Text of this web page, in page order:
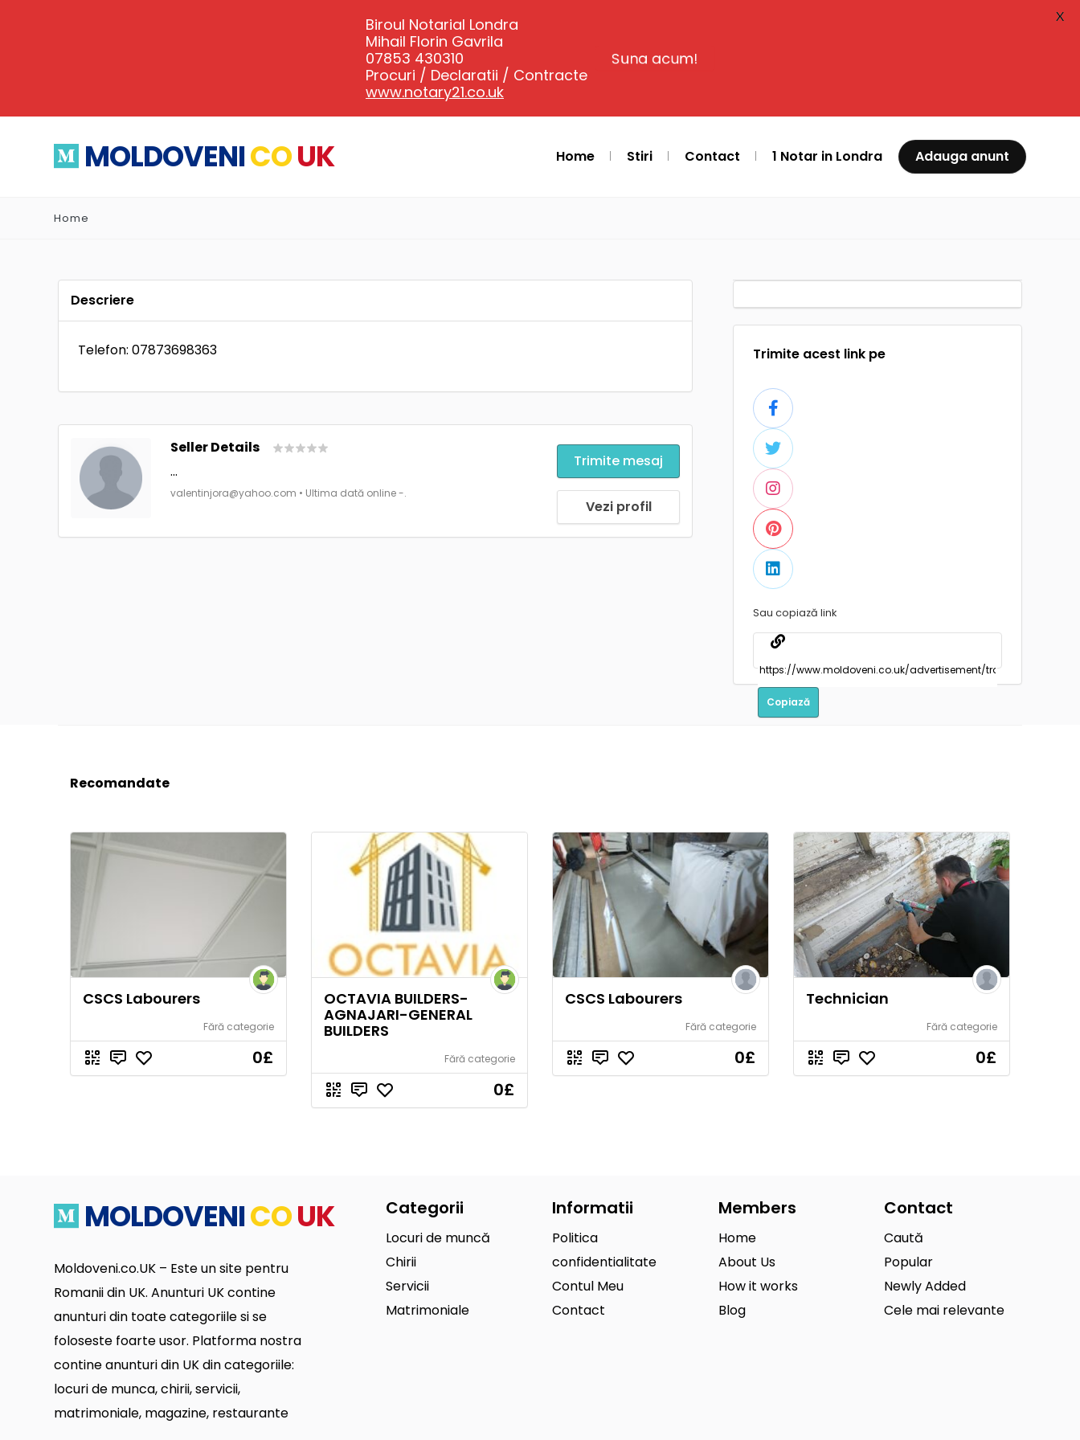
MOLDOVENICOUK Home Stiri Contact 1 Notar in Londra Adauga anunt
Home
Descriere
Telefon: 07873698363
Seller Details
...
valentinjora@yahoo.com • Ultima dată online -.
Trimite mesaj
Vezi profil
Trimite acest link pe
Sau copiază link
Copiază
Recomandate
CSCS Labourers
Fără categorie
0£
OCTAVIA BUILDERS-
AGNAJARI-GENERAL
BUILDERS
Fără categorie
0£
CSCS Labourers
Fără categorie
0£
Technician
Fără categorie
0£
MOLDOVENICOUK
Moldoveni.co.UK – Este un site pentru
Romanii din UK. Anunturi UK contine
anunturi din toate categoriile si se
foloseste foarte usor. Platforma nostra
contine anunturi din UK din categoriile:
locuri de munca, chirii, servicii,
matrimoniale, magazine, restaurante
Categorii
Locuri de muncă
Chirii
Servicii
Matrimoniale
Informatii
Politica
confidentialitate
Contul Meu
Contact
Members
Home
About Us
How it works
Blog
Contact
Caută
Popular
Newly Added
Cele mai relevante
Biroul Notarial Londra
Mihail Florin Gavrila
07853 430310
Procuri / Declaratii / Contracte
www.notary21.co.uk
Suna acum!
X